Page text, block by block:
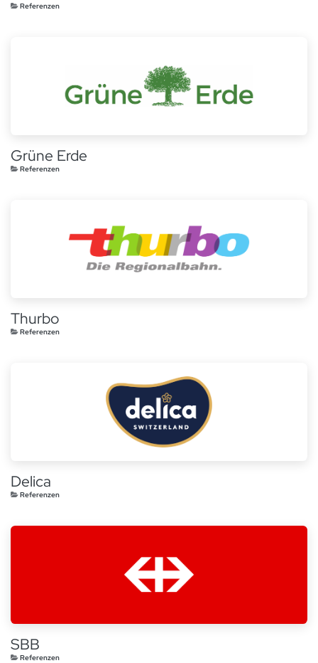
Referenzen
Grüne Erde
Referenzen
Thurbo
Referenzen
Delica
Referenzen
SBB
Referenzen